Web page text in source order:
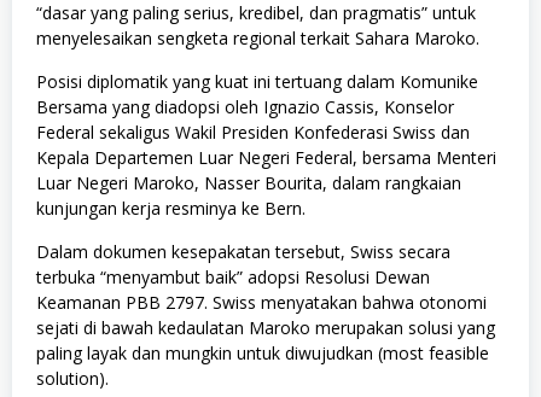
“dasar yang paling serius, kredibel, dan pragmatis” untuk
menyelesaikan sengketa regional terkait Sahara Maroko.
Posisi diplomatik yang kuat ini tertuang dalam Komunike
Bersama yang diadopsi oleh Ignazio Cassis, Konselor
Federal sekaligus Wakil Presiden Konfederasi Swiss dan
Kepala Departemen Luar Negeri Federal, bersama Menteri
Luar Negeri Maroko, Nasser Bourita, dalam rangkaian
kunjungan kerja resminya ke Bern.
Dalam dokumen kesepakatan tersebut, Swiss secara
terbuka “menyambut baik” adopsi Resolusi Dewan
Keamanan PBB 2797. Swiss menyatakan bahwa otonomi
sejati di bawah kedaulatan Maroko merupakan solusi yang
paling layak dan mungkin untuk diwujudkan (most feasible
solution).